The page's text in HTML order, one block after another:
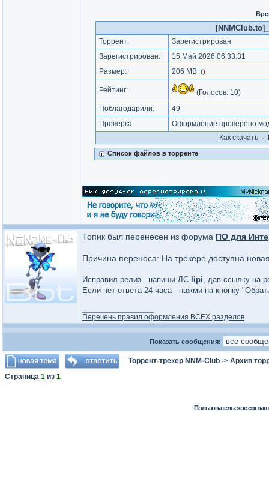
Торрент:
Зарегистрирован
Зарегистрирован:
15 Май 2026 06:33:31
Размер:
206 MB ()
Рейтинг: (Голосов: 10)
Поблагодарили:
49
Проверка:
Оформление проверено
Как cкачать·
Список файлов в торренте
Топик был перенесен из форума ПО для
Причина переноса: На трекере доступна
Исправил релиз - напиши ЛС lipi, дав ссылку на
Если нет ответа 24 часа - нажми на кнопку
Перечень правил оформления ВСЕХ разделов
Показать сообщения:
Торрент-трекер NNM-Club -> Архив
Страница 1 из 1
Пользовательское